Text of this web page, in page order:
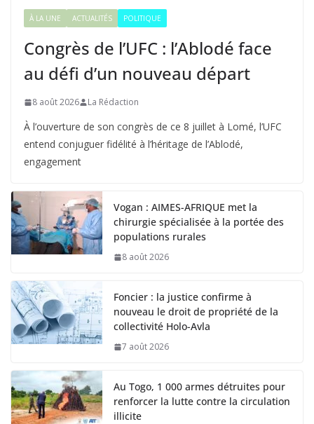
À LA UNE ACTUALITÉS POLITIQUE
Congrès de l’UFC : l’Ablodé face
au défi d’un nouveau départ
8 août 2026 La Rédaction
À l’ouverture de son congrès de ce 8 juillet à Lomé, l’UFC
entend conjuguer fidélité à l’héritage de l’Ablodé,
engagement
Vogan : AIMES-AFRIQUE met la
chirurgie spécialisée à la portée des
populations rurales
8 août 2026
Foncier : la justice confirme à
nouveau le droit de propriété de la
collectivité Holo-Avla
7 août 2026
Au Togo, 1 000 armes détruites pour
renforcer la lutte contre la circulation
illicite